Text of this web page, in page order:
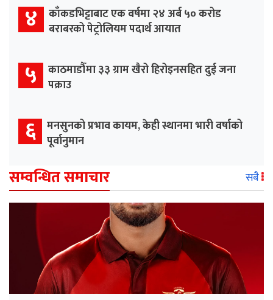
४ काँकडभिट्टाबाट एक वर्षमा २४ अर्ब ५० करोड
बराबरको पेट्रोलियम पदार्थ आयात
५ काठमाडौँमा ३३ ग्राम खैरो हिरोइनसहित दुई जना
पक्राउ
६ मनसुनको प्रभाव कायम, केही स्थानमा भारी वर्षाको
पूर्वानुमान
सम्वन्धित समाचार सबै